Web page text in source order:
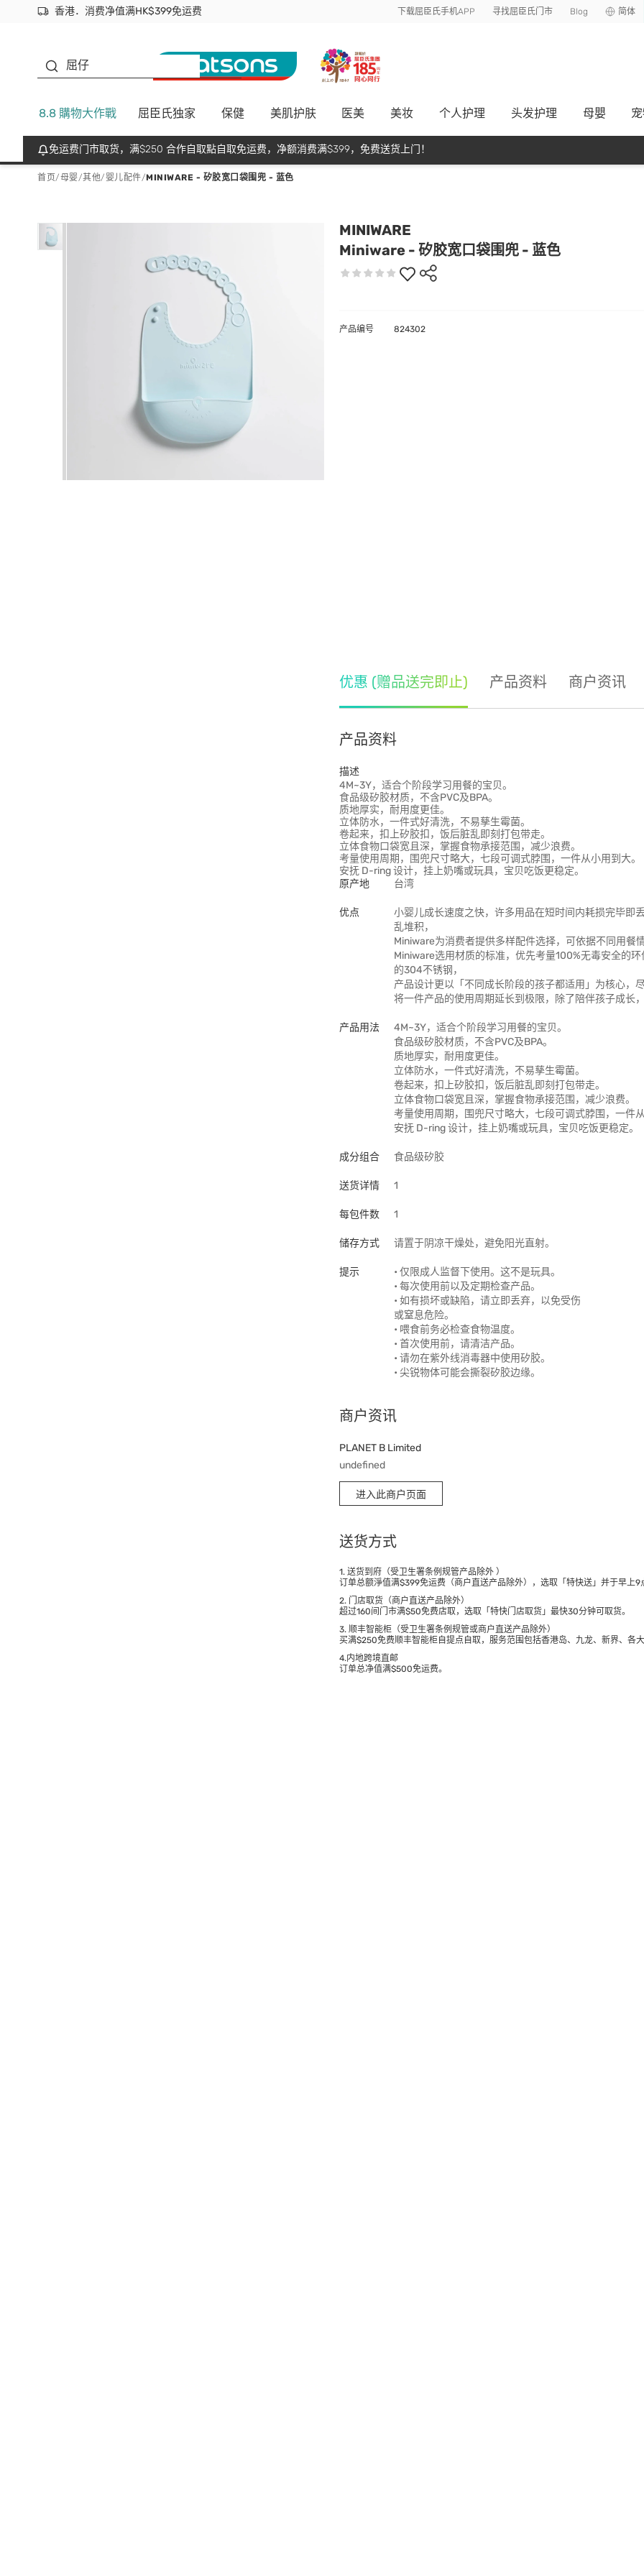
香港．消费净值满HK$399免运费
立即成为易赏钱会员尽享独家优惠
首次APP下单买满$450 输入 NEWAPP 即减$50 下载屈臣氏手机APP 寻找屈臣氏门市 Blog 简体
屈仔
8.8 購物大作戰 屈臣氏独家 保健 美肌护肤 医美 美妆 个人护理 头发护理 母嬰
免运费门市取货，满$250 合作自取點自取免运费，净额消费满$399，免费送货上门！
首页/母婴/其他/婴儿配件/MINIWARE - 矽胶宽口袋围兜 - 蓝色
MINIWARE
Miniware - 矽胶宽口袋围兜 - 蓝色
产品编号 824302
优惠 (赠品送完即止) 产品资料 商户资讯
产品资料
描述
4M~3Y，适合个阶段学习用餐的宝贝。
食品级矽胶材质，不含PVC及BPA。
质地厚实，耐用度更佳。
立体防水，一件式好清洗，不易孳生霉菌。
卷起来，扣上矽胶扣，饭后脏乱即刻打包带走。
立体食物口袋宽且深，掌握食物承接范围，减少浪费。
考量使用周期，围兜尺寸略大，七段可调式脖围，一件从小用到大。
安抚 D-ring 设计，挂上奶嘴或玩具，宝贝吃饭更稳定。
原产地
台湾
优点
小婴儿成长速度之快，许多用品在短时间内耗损完毕即
乱堆积，
Miniware为消费者提供多样配件选择，可依据不同用餐
Miniware选用材质的标准，优先考量100%无毒安全的
的304不锈钢，
产品设计更以「不同成长阶段的孩子都适用」为核心，
将一件产品的使用周期延长到极限，除了陪伴孩子成长
产品用法
4M~3Y，适合个阶段学习用餐的宝贝。
食品级矽胶材质，不含PVC及BPA。
质地厚实，耐用度更佳。
立体防水，一件式好清洗，不易孳生霉菌。
卷起来，扣上矽胶扣，饭后脏乱即刻打包带走。
立体食物口袋宽且深，掌握食物承接范围，减少浪费。
考量使用周期，围兜尺寸略大，七段可调式脖围，一件从
安抚 D-ring 设计，挂上奶嘴或玩具，宝贝吃饭更稳定。
成分组合 食品级矽胶
送货详情 1
每包件数 1
储存方式 请置于阴凉干燥处，避免阳光直射。
提示
• 仅限成人监督下使用。这不是玩具。
• 每次使用前以及定期检查产品。
• 如有损坏或缺陷，请立即丢弃，以免受伤
或窒息危险。
• 喂食前务必检查食物温度。
• 首次使用前，请清洁产品。
• 请勿在紫外线消毒器中使用矽胶。
• 尖锐物体可能会撕裂矽胶边缘。
商户资讯
PLANET B Limited
undefined
进入此商户页面
送货方式
1. 送货到府（受卫生署条例规管产品除外 ）
订单总额淨值满$399免运费（商户直送产品除外），选取「特快送」并于早上9
2. 门店取货（商户直送产品除外）
超过160间门市满$50免费店取，选取「特快门店取货」最快30分钟可取货。
3. 顺丰智能柜（受卫生署条例规管或商户直送产品除外）
买满$250免费顺丰智能柜自提点自取，服务范围包括香港岛、九龙、新界、各大
4.内地跨境直邮
订单总净值满$500免运费。